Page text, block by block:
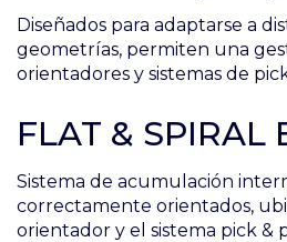
Diseñados para adaptarse a
geometrías, permiten una
orientadores y sistemas de
FLAT & SPIRAL
Sistema de acumulación
correctamente orientados,
orientador y el sistema pick &